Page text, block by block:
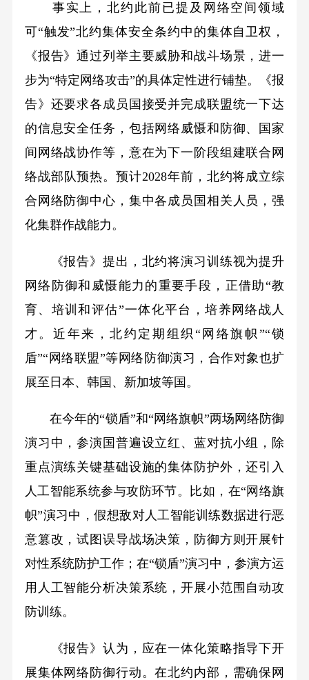
事实上，北约此前已提及网络空间领域
可“触发”北约集体安全条约中的集体自卫权，
《报告》通过列举主要威胁和战斗场景，进一
步为“特定网络攻击”的具体定性进行铺垫。《报
告》还要求各成员国接受并完成联盟统一下达
的信息安全任务，包括网络威慑和防御、国家
间网络战协作等，意在为下一阶段组建联合网
络战部队预热。预计2028年前，北约将成立综
合网络防御中心，集中各成员国相关人员，强
化集群作战能力。
《报告》提出，北约将演习训练视为提升
网络防御和威慑能力的重要手段，正借助“教
育、培训和评估”一体化平台，培养网络战人
才。近年来，北约定期组织“网络旗帜”“锁
盾”“网络联盟”等网络防御演习，合作对象也扩
展至日本、韩国、新加坡等国。
在今年的“锁盾”和“网络旗帜”两场网络防御
演习中，参演国普遍设立红、蓝对抗小组，除
重点演练关键基础设施的集体防护外，还引入
人工智能系统参与攻防环节。比如，在“网络旗
帜”演习中，假想敌对人工智能训练数据进行恶
意篡改，试图误导战场决策，防御方则开展针
对性系统防护工作；在“锁盾”演习中，参演方运
用人工智能分析决策系统，开展小范围自动攻
防训练。
《报告》认为，应在一体化策略指导下开
展集体网络防御行动。在北约内部，需确保网